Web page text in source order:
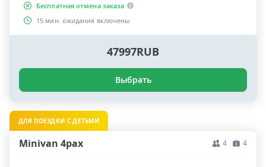
Бесплатная отмена заказа
15 мин. ожидания включены
47997RUB
Выбрать
ДЛЯ ПОЕЗДКИ С ДЕТЬМИ
Minivan 4pax 4 4